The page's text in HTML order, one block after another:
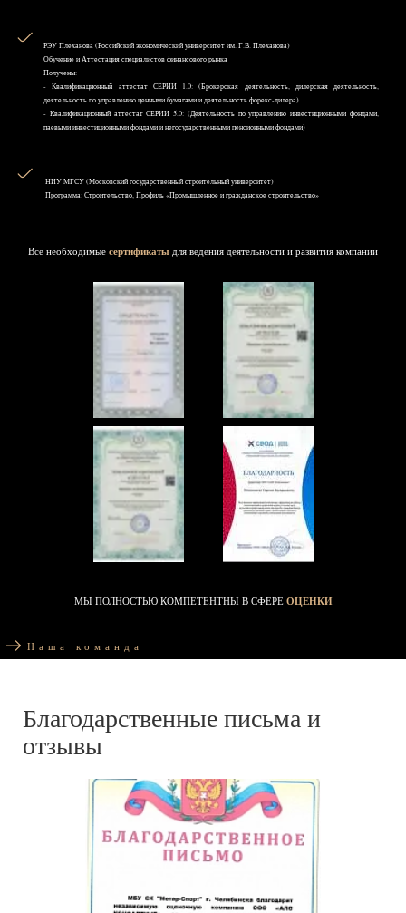
РЭУ Плеханова (Российский экономический университет им. Г.В. Плеханова)
Обучение и Аттестация специалистов финансового рынка
Получены:
- Квалификационный аттестат СЕРИИ 1.0: (Брокерская деятельность, дилерская деятельность,
деятельность по управлению ценными бумагами и деятельность форекс-дилера)
- Квалификационный аттестат СЕРИИ 5.0: (Деятельность по управлению инвестиционными фондами,
паевыми инвестиционными фондами и негосударственными пенсионными фондами)
НИУ MГСУ (Московский государственный строительный университет)
Программа: Строительство, Профиль «Промышленное и гражданское строительство»
Все необходимые сертификаты для ведения деятельности и развития компании
МЫ ПОЛНОСТЬЮ КОМПЕТЕНТНЫ В СФЕРЕ ОЦЕНКИ
Наша команда
Благодарственные письма и
отзывы